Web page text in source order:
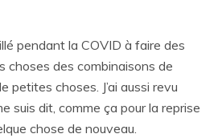
pendant la COVID à faire des
choses des combinaisons de
petites choses. J’ai aussi revu
suis dit, comme ça pour la reprise
chose de nouveau.